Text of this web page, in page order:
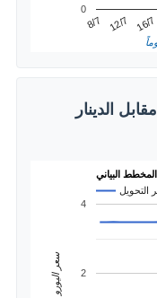
8/7 12/7 16/7
0
الدينار
التحويل
2
4
سعر اليورو